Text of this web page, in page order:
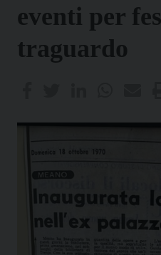
eventi per
traguardo